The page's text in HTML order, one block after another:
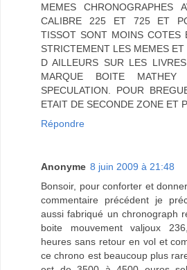
MEMES CHRONOGRAPHES
CALIBRE 225 ET 725 ET
TISSOT SONT MOINS COTES
STRICTEMENT LES MEMES
D AILLEURS SUR LES
MARQUE BOITE
SPECULATION. POUR
ETAIT DE SECONDE ZONE ET
Répondre
Anonyme 8 juin 2009 à 21:48
Bonsoir, pour conforter et
commentaire précédent je
aussi fabriqué un chronograph
boite mouvement valjoux
heures sans retour en vol et
ce chrono est beaucoup plus